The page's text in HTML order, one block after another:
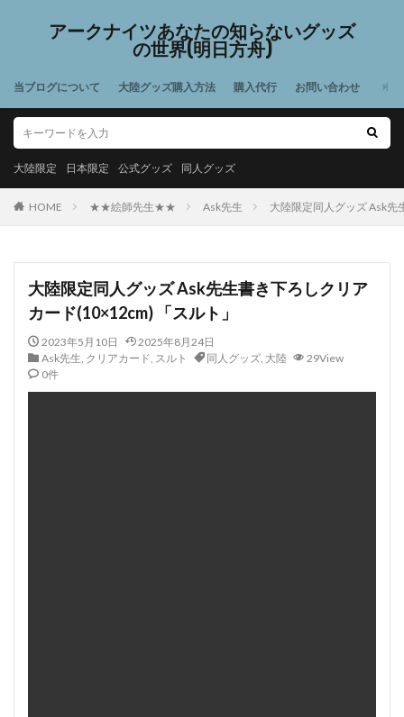
アークナイツあなたの知らないグッズ
の世界(明日方舟)
当ブログについて 大陸グッズ購入方法 購入代行 お問い合わせ
大陸限定 日本限定 公式グッズ 同人グッズ
HOME ★★絵師先生★★ Ask先生 大陸限定同人グッズ Ask
大陸限定同人グッズ Ask先生書き下ろしクリア
カード(10×12cm) 「スルト」
2023年5月10日
2025年8月24日
Ask先生, クリアカード, スルト 同人グッズ, 大陸
29View
0件